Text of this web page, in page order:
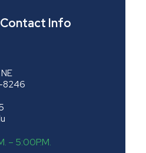
Info
8246
– 5:00P.M.